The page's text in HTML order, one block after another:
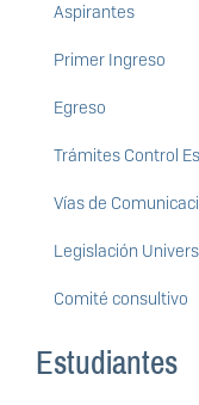
Aspirantes
Primer Ingreso
Egreso
Trámites Control
Vías de
Legislación
Comité consultivo
Estudiantes